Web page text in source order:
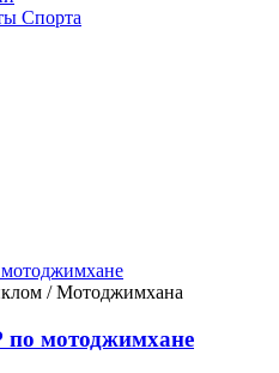
/ Мотоджимхана
мотоджимхане